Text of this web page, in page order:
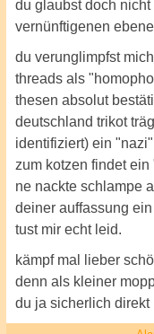
du glaubst doch
vernünftigenen
du verunglimpfst
threads als
thesen absolut
deutschland trikot
identifiziert) ein
zum kotzen findet
ne nackte schlampe
deiner auffassung
tust mir echt leid.
kämpf mal lieber
denn als kleiner
du ja sicherlich direkt